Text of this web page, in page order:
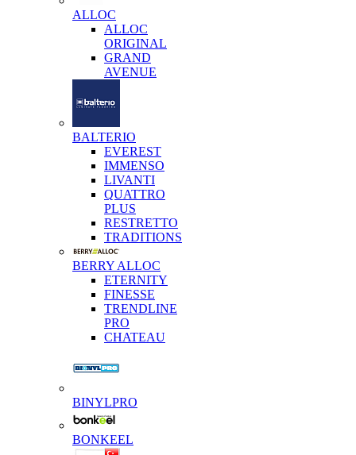
ALLOC
ALLOC
ORIGINAL
GRAND
AVENUE
BALTERIO
EVEREST
IMMENSO
LIVANTI
QUATTRO
PLUS
RESTRETTO
TRADITIONS
BERRY ALLOC
ETERNITY
FINESSE
TRENDLINE
PRO
CHATEAU
BINYLPRO
BONKEEL